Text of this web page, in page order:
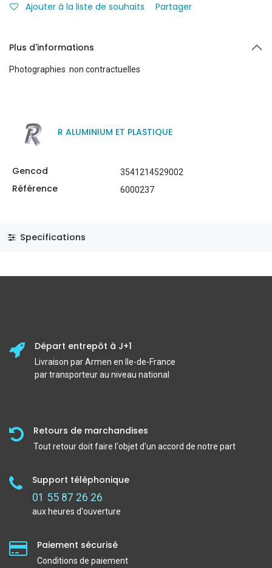
Ajouter à la liste de souhaits Partager
Plus d'informations
Photographies non contractuelles
R ALUMINIUM ET PLASTIQUE
Gencod 3541214529002
Référence 6000237
Specifications
Départ entrepôt à J+1
Livraison par Armen en Ile-de-France
par transporteur au niveau national
Retours de marchandises
Tout retour doit faire l'objet d'un accord de notre part
Support téléphonique
01 55 87 26 26
aux heures d'ouverture
Paiement sécurisé
Conditions de paiement